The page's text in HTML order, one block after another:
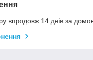
впродовж 14 днів за